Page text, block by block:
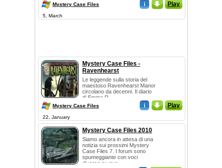
Mystery Case Files i _ Play
5, March
Mystery Case Files -
Ravenhearst
Le leggende sulla storia del
maestoso Ravenhearst Manor
circolano da decenni. Il diario
di Emma R...
Mystery Case Files i _ Play
22, January
Mystery Case Files 2010
Siamo ancora in attesa di una
notizia sui prossimi Mystery
Case Files 7. I forum sono
spumeggiante con voci
diverse su que...